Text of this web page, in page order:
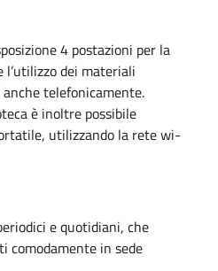
4 postazioni per la
dei materiali
telefonicamente.
è inoltre possibile
utilizzando la rete wi-
e quotidiani, che
comodamente in sede